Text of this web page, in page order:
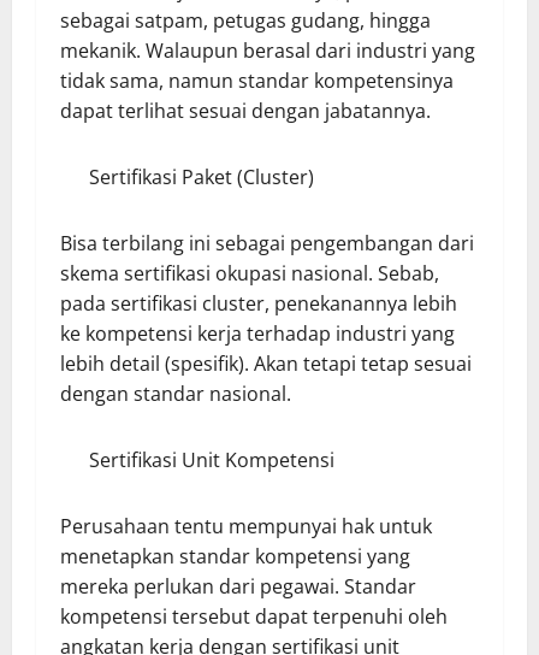
sebagai satpam, petugas gudang, hingga
mekanik. Walaupun berasal dari industri yang
tidak sama, namun standar kompetensinya
dapat terlihat sesuai dengan jabatannya.
Sertifikasi Paket (Cluster)
Bisa terbilang ini sebagai pengembangan dari
skema sertifikasi okupasi nasional. Sebab,
pada sertifikasi cluster, penekanannya lebih
ke kompetensi kerja terhadap industri yang
lebih detail (spesifik). Akan tetapi tetap sesuai
dengan standar nasional.
Sertifikasi Unit Kompetensi
Perusahaan tentu mempunyai hak untuk
menetapkan standar kompetensi yang
mereka perlukan dari pegawai. Standar
kompetensi tersebut dapat terpenuhi oleh
angkatan kerja dengan sertifikasi unit